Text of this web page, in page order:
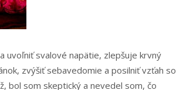
uvoľniť svalové napätie, zlepšuje krvný
zvýšiť sebavedomie a posilniť vzťah so
bol som skeptický a nevedel som, čo